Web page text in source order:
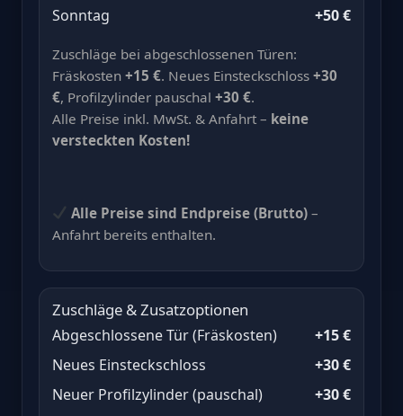
Sonntag
+50 €
Zuschläge bei abgeschlossenen Türen:
Fräskosten +15 €. Neues Einsteckschloss +30
€, Profilzylinder pauschal +30 €.
Alle Preise inkl. MwSt. & Anfahrt – keine
versteckten Kosten!
Alle Preise sind Endpreise (Brutto) –
Anfahrt bereits enthalten.
Zuschläge & Zusatzoptionen
Abgeschlossene Tür (Fräskosten)
+15 €
Neues Einsteckschloss
+30 €
Neuer Profilzylinder (pauschal)
+30 €